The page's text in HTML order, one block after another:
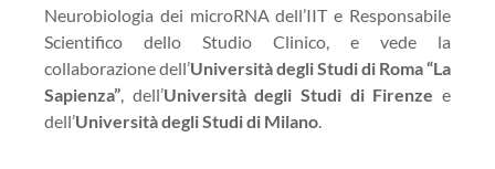
Neurobiologia dei microRNA dell’IIT e Responsabile
Scientifico dello Studio Clinico, e vede la
collaborazione dell’Università degli Studi di Roma “La
Sapienza”, dell’Università degli Studi di Firenze e
dell’Università degli Studi di Milano.